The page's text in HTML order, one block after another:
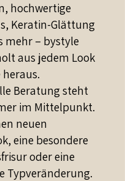
hochwertige
Keratin-Glättung
mehr – bystyle
aus jedem Look
heraus.
Beratung steht
im Mittelpunkt.
neuen
eine besondere
oder eine
Typveränderung.